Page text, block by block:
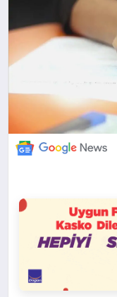
OTOMOBIL
İLETIŞIM